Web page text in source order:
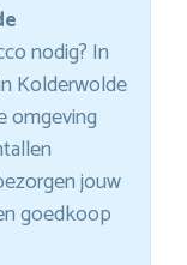
nodig? In
Kolderwolde
omgeving
jouw
goedkoop